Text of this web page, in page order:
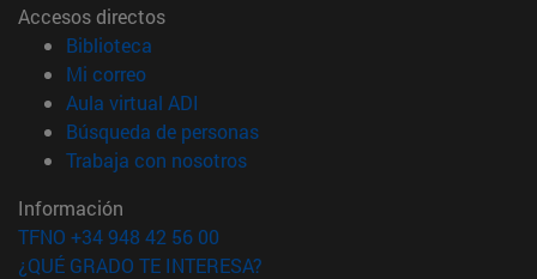
Accesos directos
Biblioteca
Mi correo(abre en nueva ventana)
Aula virtual ADI
Búsqueda de personas(abre en nueva ventana)
Trabaja con nosotros(abre en nueva ventana)
Información
TFNO +34 948 42 56 00
¿QUÉ GRADO TE INTERESA?